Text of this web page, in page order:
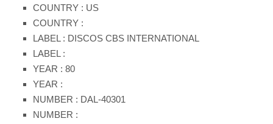
COUNTRY : US
COUNTRY :
LABEL : DISCOS CBS INTERNATIONAL
LABEL :
YEAR : 80
YEAR :
NUMBER : DAL-40301
NUMBER :